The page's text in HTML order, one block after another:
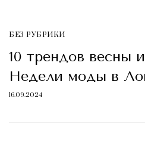
БЕЗ РУБРИКИ
10 трендов весны
Недели моды в
16.09.2024